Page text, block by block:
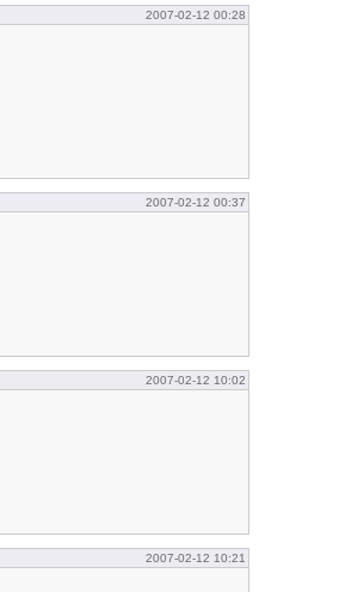
2007-02-12 00:28
2007-02-12 00:37
2007-02-12 10:02
2007-02-12 10:21